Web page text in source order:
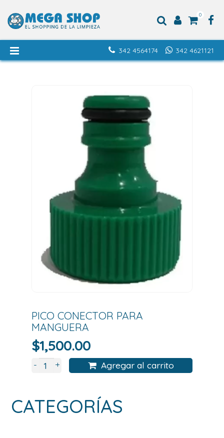
0
342 4621121
342 4564174
PICO CONECTOR PARA
MANGUERA
$1,500.00
- + Agregar al carrito
CATEGORÍAS